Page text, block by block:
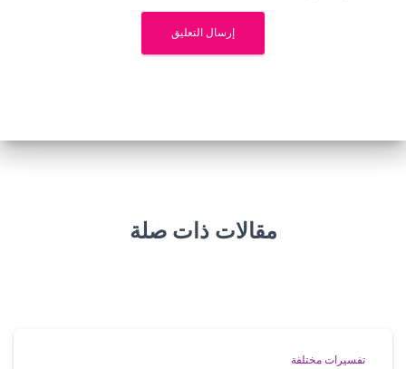
مقالات ذات صلة
تفسيرات مختلفة